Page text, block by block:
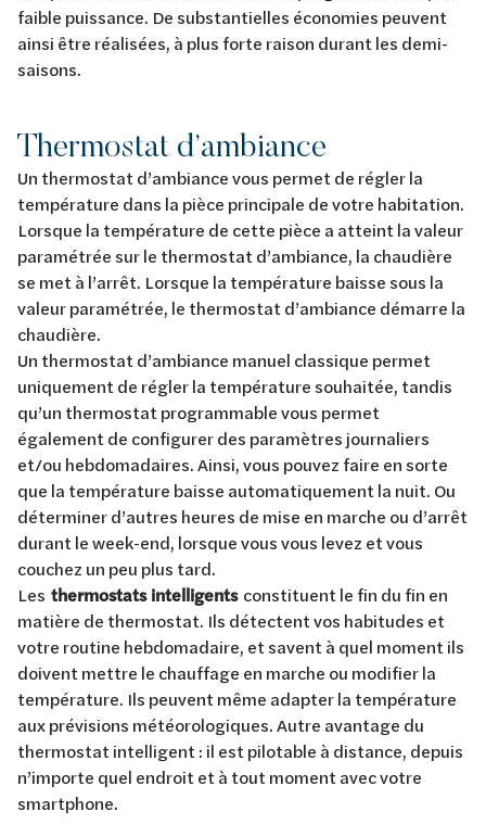
faible puissance. De substantielles économies peuvent
ainsi être réalisées, à plus forte raison durant les demi-
saisons.
Thermostat d’ambiance
Un thermostat d’ambiance vous permet de régler la
température dans la pièce principale de votre habitation.
Lorsque la température de cette pièce a atteint la valeur
paramétrée sur le thermostat d’ambiance, la chaudière
se met à l’arrêt. Lorsque la température baisse sous la
valeur paramétrée, le thermostat d’ambiance démarre la
chaudière.
Un thermostat d’ambiance manuel classique permet
uniquement de régler la température souhaitée, tandis
qu’un thermostat programmable vous permet
également de configurer des paramètres journaliers
et/ou hebdomadaires. Ainsi, vous pouvez faire en sorte
que la température baisse automatiquement la nuit. Ou
déterminer d’autres heures de mise en marche ou d’arrêt
durant le week-end, lorsque vous vous levez et vous
couchez un peu plus tard.
Les thermostats intelligentsconstituent le fin du fin en
matière de thermostat. Ils détectent vos habitudes et
votre routine hebdomadaire, et savent à quel moment ils
doivent mettre le chauffage en marche ou modifier la
température. Ils peuvent même adapter la température
aux prévisions météorologiques. Autre avantage du
thermostat intelligent : il est pilotable à distance, depuis
n’importe quel endroit et à tout moment avec votre
smartphone.